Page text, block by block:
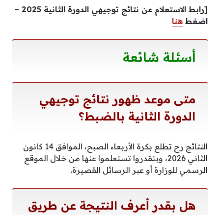
[رابط الاستعلام عن نتائج توجيهي الدورة الثانية 2025 –
اضغط هنا
أسئلة شائعة
متى موعد ظهور نتائج توجيهي
الدورة الثانية بالضبط؟
النتائج رح تطلع بكرة الأربعاء الصبح، الموافق 14 كانون
الثاني 2026، وبتقدروا تستعلموا عنها من خلال الموقع
الرسمي للوزارة أو عبر الرسائل القصيرة.
هل بقدر أعرف النتيجة عن طريق